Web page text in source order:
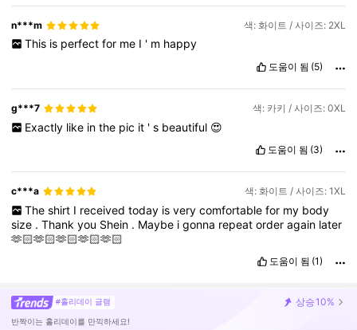
n***m 색: 화이트 / 사이즈: 2XL
This is perfect for me I ' m happy
도움이 됨 (5)
g***7 색: 카키 / 사이즈: 0XL
Exactly like in the pic it ' s beautiful 😍
도움이 됨 (3)
c***a 색: 화이트 / 사이즈: 1XL
The shirt I received today is very comfortable for my body
size .Thankyou Shein . Maybe igonna repeatorderagain later
🫶🏻🫶🏻🫶🏻🫶🏻🫶🏻
도움이 됨 (1)
#홀리데이 글램 상승10%
반짝이는 홀리데이를 만끽하세요!